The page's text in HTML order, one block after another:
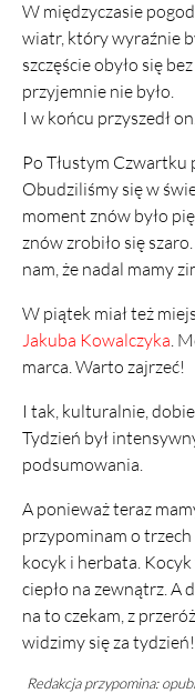
W międzyczasie
wiatr, który wyraźnie
szczęście obyło się
przyjemnie nie było.
I w końcu przyszedł
Po Tłustym Czwartku
Obudziliśmy się w
moment znów było
znów zrobiło się
nam, że nadal mamy
W piątek miał też
Jakuba Kowalczyka.
marca. Warto zajrzeć!
I tak, kulturalnie,
Tydzień był
podsumowania.
A ponieważ teraz
przypominam o trzech
kocyk i herbata.
ciepło na zewnątrz. A
na to czekam, z
widzimy się za tydzień!
Redakcja przypomina: